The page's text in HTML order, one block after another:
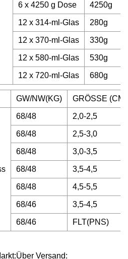
6 x 4250 g Dose 4250g
12 x 314-ml-Glas 280g
12 x 370-ml-Glas 330g
12 x 580-ml-Glas 530g
12 x 720-ml-Glas 680g
GW/NW(KG) GRÖSSE (CM)
68/48 2,0-2,5
68/48 2,5-3,0
68/48 3,0-3,5
68/48 3,5-4,5
68/48 4,5-5,5
68/46 3,5-4,5
68/46 FLT(PNS)
Versand: